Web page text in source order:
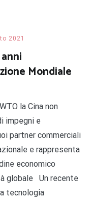
2021
Mondiale
la Cina non
impegni e
partner commerciali
e rappresenta
economico
globale Un recente
tecnologia